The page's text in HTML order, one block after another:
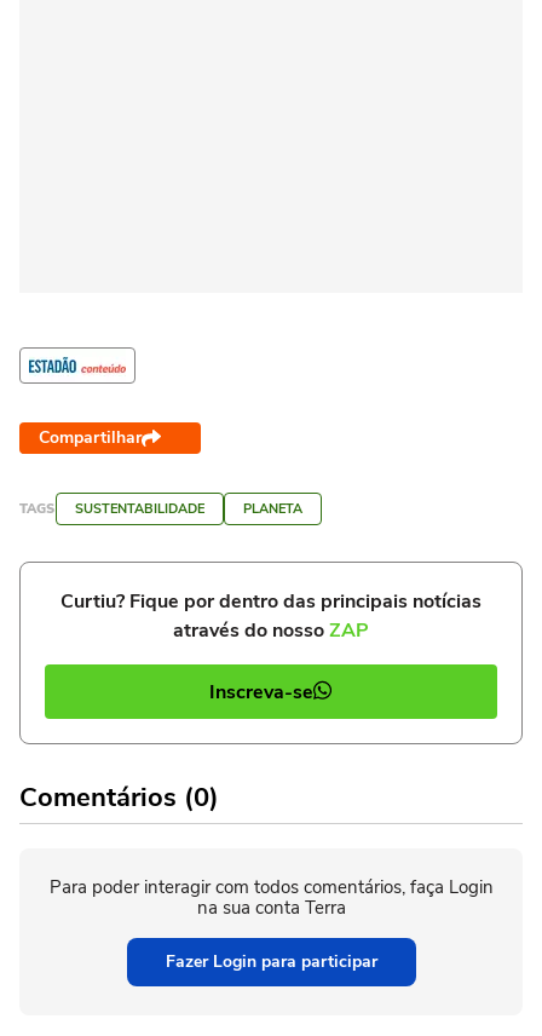
Compartilhar
TAGS SUSTENTABILIDADE PLANETA
Curtiu? Fique por dentro das principais notícias
através do nossoZAP
Inscreva-se
Comentários (0)
Para poder interagir com todos comentários, faça Login
na sua conta Terra
Fazer Login para participar